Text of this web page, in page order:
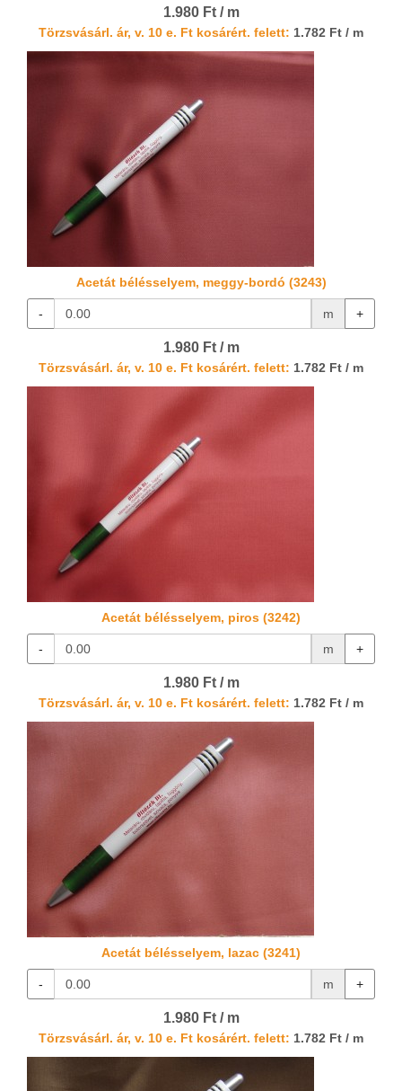
1.980 Ft / m
Törzsvásárl. ár, v. 10 e. Ft kosárért. felett: 1.782 Ft / m
Acetát bélésselyem, meggy-bordó (3243)
- m +
1.980 Ft / m
Törzsvásárl. ár, v. 10 e. Ft kosárért. felett: 1.782 Ft / m
Acetát bélésselyem, piros (3242)
- m +
1.980 Ft / m
Törzsvásárl. ár, v. 10 e. Ft kosárért. felett: 1.782 Ft / m
Acetát bélésselyem, lazac (3241)
- m +
1.980 Ft / m
Törzsvásárl. ár, v. 10 e. Ft kosárért. felett: 1.782 Ft / m